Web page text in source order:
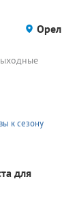
Орел
к сезону
для